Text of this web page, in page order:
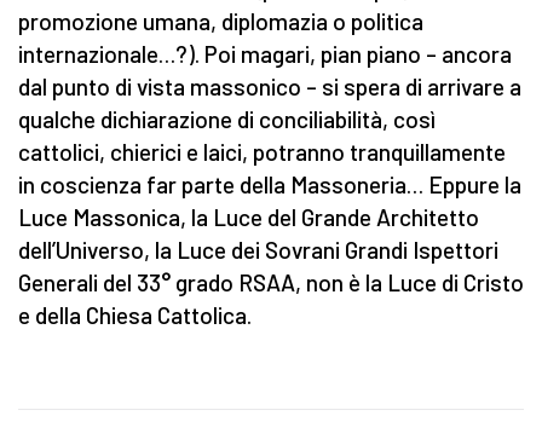
promozione umana, diplomazia o politica
internazionale…?). Poi magari, pian piano – ancora
dal punto di vista massonico – si spera di arrivare a
qualche dichiarazione di conciliabilità, così
cattolici, chierici e laici, potranno tranquillamente
in coscienza far parte della Massoneria… Eppure la
Luce Massonica, la Luce del Grande Architetto
dell’Universo, la Luce dei Sovrani Grandi Ispettori
Generali del 33° grado RSAA, non è la Luce di Cristo
e della Chiesa Cattolica.